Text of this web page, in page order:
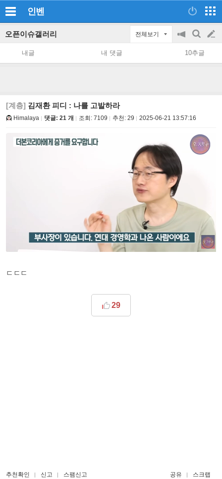
인벤
오픈이슈갤러리 전체보기
공
지
on/off
검
색
글
쓰
내글 내 댓글 10추글
[계층] 김재환 피디 : 나를 고발하라
Himalaya 댓글: 21 개 조회: 7109 추천: 29 2025-06-21 13:57:16
ㄷㄷㄷ
29
추천확인 신고 스팸신고 공유 스크랩